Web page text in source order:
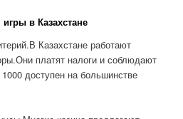
в Казахстане
Казахстане работают
платят налоги и соблюдают
доступен на большинстве